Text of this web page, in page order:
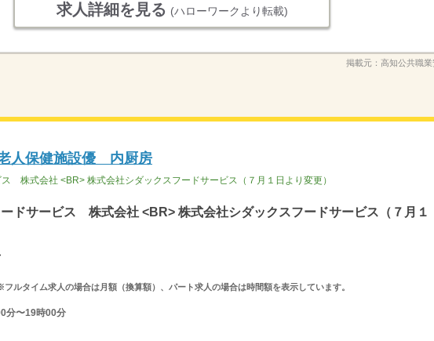
求人詳細を見る (ハローワークより転載)
掲載元： 高知公共職
人保健施設優 内厨房
株式会社 <BR> 株式会社シダックスフードサービス（７月１日より変更）
ドサービス 株式会社 <BR> 株式会社シダックスフードサービス（７月１
ルタイム求人の場合は月額（換算額）、パート求人の場合は時間額を表示しています。
分〜19時00分